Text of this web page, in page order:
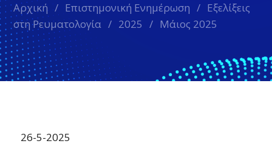
Αρχική / Επιστημονική Ενημέρωση / Εξελίξεις
στη Ρευματολογία / 2025 / Μάιος 2025
26-5-2025